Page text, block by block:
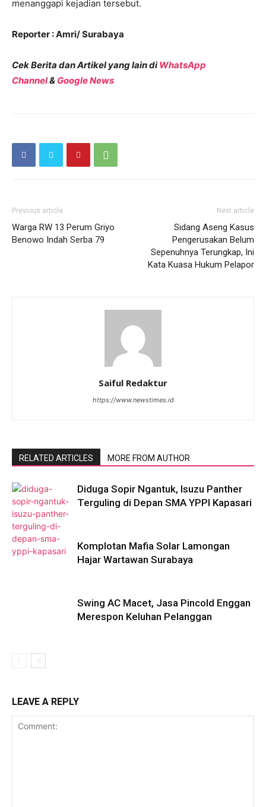
menanggapi kejadian tersebut.
Reporter : Amri/ Surabaya
Cek Berita dan Artikel yang lain diWhatsApp
Channel& Google News
Previous article
Warga RW 13 Perum Griyo
Benowo Indah Serba 79
Next article
Sidang Aseng Kasus
Pengerusakan Belum
Sepenuhnya Terungkap, Ini
Kata Kuasa Hukum Pelapor
Saiful Redaktur
https://www.newstimes.id
RELATED ARTICLES MORE FROM AUTHOR
Diduga Sopir Ngantuk, Isuzu Panther
Terguling di Depan SMA YPPI Kapasari
Komplotan Mafia Solar Lamongan
Hajar Wartawan Surabaya
Swing AC Macet, Jasa Pincold Enggan
Merespon Keluhan Pelanggan
LEAVE A REPLY